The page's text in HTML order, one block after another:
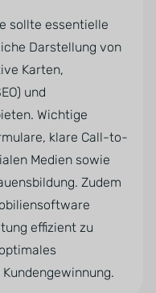
sollte essentielle
Darstellung von
Karten,
und
Wichtige
klare Call-to-
Medien sowie
Zudem
effizient zu